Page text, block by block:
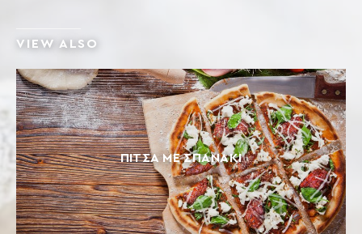
VIEW ALSO
ΠΊΤΣΑ ΜΕ ΣΠΑΝΆΚΙ